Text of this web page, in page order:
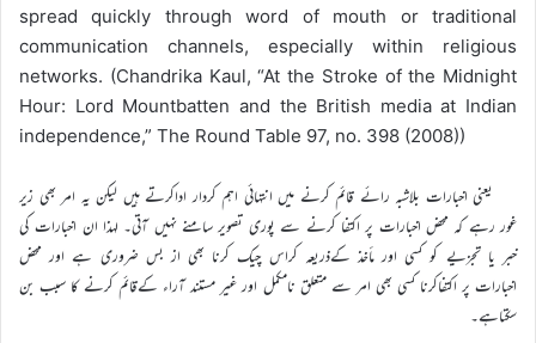
spread quickly through word of mouth or traditional
communication channels, especially within religious
networks. (Chandrika Kaul, “At the Stroke of the Midnight
Hour: Lord Mountbatten and the British media at Indian
independence,” The Round Table 97, no. 398 (2008))
یعنی اخبارات بلاشبہ رائے قائم کرنے میں انتہائی اہم کردار اداکرتے ہیں لیکن یہ امر بھی زیر
غور رہے کہ محض اخبارات پر اکتفا کرنے سے پوری تصویر سامنے نہیں آتی۔ لہذا ان اخبارات کی
خبر یا تجزیے کو کسی اور مأخذ کےذریعہ کراس چیک کرنا بھی از بس ضروری ہے اور محض
اخبارات پر اکتفاکرنا کسی بھی امر سے متعلق نامکمل اور غیر مستند آراء کےقائم کرنے کا سبب بن
سکتاہے۔